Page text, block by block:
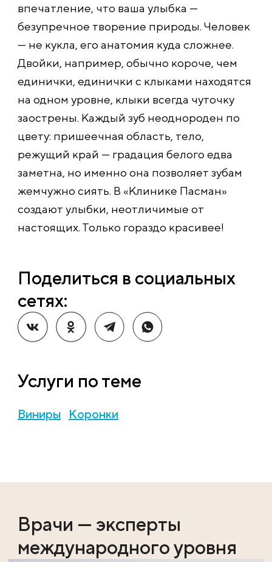
впечатление, что ваша улыбка —
безупречное творение природы. Человек
— не кукла, его анатомия куда сложнее.
Двойки, например, обычно короче, чем
единички, единички с клыками находятся
на одном уровне, клыки всегда чуточку
заострены. Каждый зуб неоднороден по
цвету: пришеечная область, тело,
режущий край — градация белого едва
заметна, но именно она позволяет зубам
жемчужно сиять. В «Клинике Пасман»
создают улыбки, неотличимые от
настоящих. Только гораздо красивее!
Поделиться в социальных
сетях:
Услуги по теме
Виниры Коронки
Врачи — эксперты
международного уровня